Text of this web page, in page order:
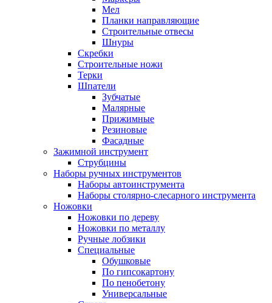
Мел
Планки направляющие
Строительные отвесы
Шнуры
Скребки
Строительные ножи
Терки
Шпатели
Зубчатые
Малярные
Прижимные
Резиновые
Фасадные
Зажимной инструмент
Струбцины
Наборы ручных инструментов
Наборы автоинструмента
Наборы столярно-слесарного инструмента
Ножовки
Ножовки по дереву
Ножовки по металлу
Ручные лобзики
Специальные
Обушковые
По гипсокартону
По пенобетону
Универсальные